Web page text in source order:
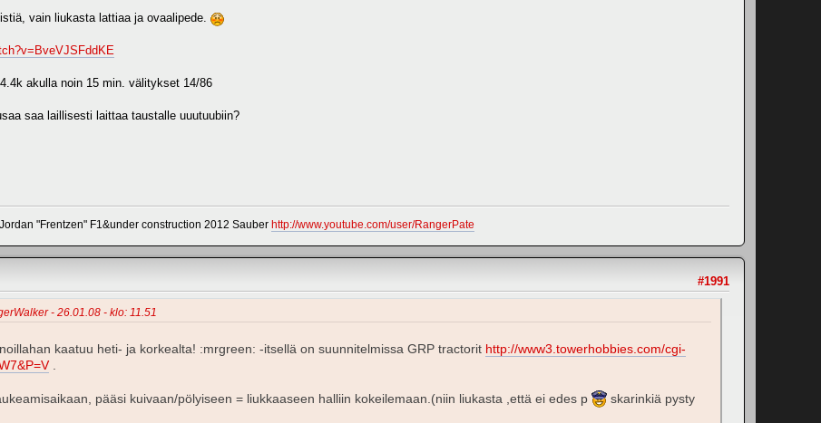
vain liukasta lattiaa ja ovaalipede.
akulla noin 15 min. välitykset 14/86
saa laillisesti laittaa taustalle uuutuubiin?
"Frentzen" F1&under construction 2012 Sauber http://www.youtube.com/user/RangerPate
#1991
- 26.01.08 - klo: 11.51
kaatuu heti- ja korkealta! :mrgreen: -itsellä on suunnitelmissa GRP tractorit http://www3.towerhobbies.com/cgi-
pääsi kuivaan/pölyiseen = liukkaaseen halliin kokeilemaan.(niin liukasta ,että ei edes p
skarinkiä pysty